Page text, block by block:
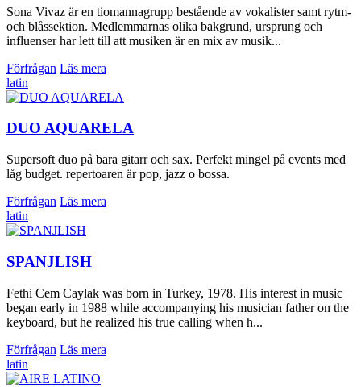
Sona Vivaz är en tiomannagrupp bestående av vokalister samt rytm-
och blåssektion. Medlemmarnas olika bakgrund, ursprung och
influenser har lett till att musiken är en mix av musik...
Förfrågan Läs mera
latin
DUO AQUARELA
Supersoft duo på bara gitarr och sax. Perfekt mingel på events med
låg budget. repertoaren är pop, jazz o bossa.
Förfrågan Läs mera
latin
SPANJLISH
Fethi Cem Caylak was born in Turkey, 1978. His interest in music
began early in 1988 while accompanying his musician father on the
keyboard, but he realized his true calling when h...
Förfrågan Läs mera
latin